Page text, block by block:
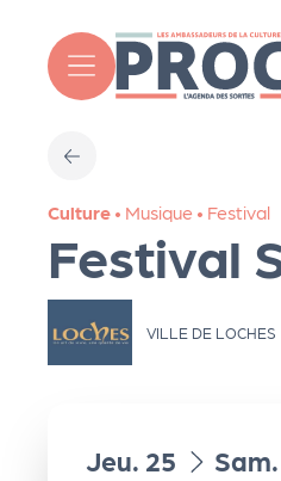
Culture • Musique • Festival
Festival
VILLE DE LOCHES
du
Jeu. 25 au
Sam.
T
o
ut
l'
a